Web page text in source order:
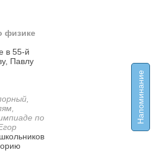
Напоминание
физике
в 55-й
Павлу
по